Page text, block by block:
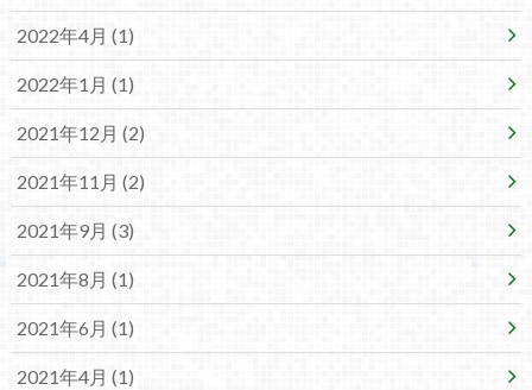
2022年4月 (1)
2022年1月 (1)
2021年12月 (2)
2021年11月 (2)
2021年9月 (3)
2021年8月 (1)
2021年6月 (1)
2021年4月 (1)